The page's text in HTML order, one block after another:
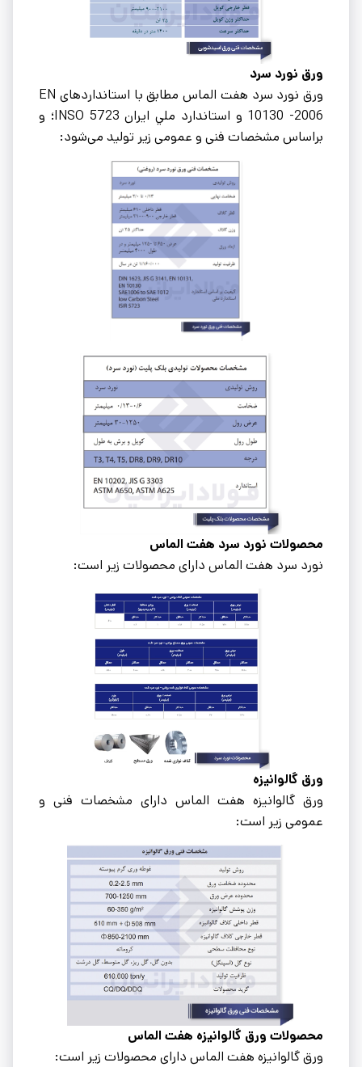
ورق نورد سرد
ورق نورد سرد هفت الماس مطابق با استانداردهای EN
10130 -2006 و‌ استاندارد ملي ايران INSO 5723؛ و
براساس مشخصات فنی و عمومی زیر تولید می‌شود:
محصولات نورد سرد هفت الماس
نورد سرد هفت الماس دارای محصولات زیر است:
ورق گالوانیزه
ورق گالوانیزه هفت الماس دارای مشخصات فنی و
عمومی زیر است:
محصولات ورق گالوانیزه هفت الماس
ورق گالوانیزه هفت الماس دارای محصولات زیر است: